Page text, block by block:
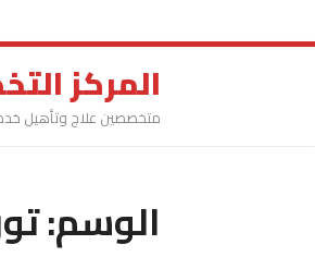
المركز
متخصصين علاج وتأهيل
الوسم: